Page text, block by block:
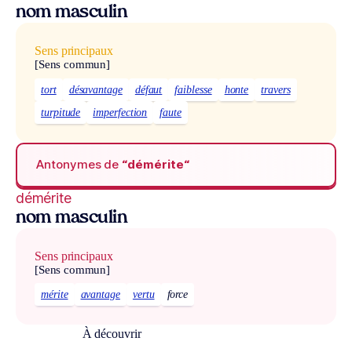
nom masculin
Sens principaux
[Sens commun]
tort désavantage défaut faiblesse honte
travers
turpitude
imperfection faute
Antonymes de “démérite“
démérite
nom masculin
Sens principaux
[Sens commun]
mérite avantage vertu force
À découvrir